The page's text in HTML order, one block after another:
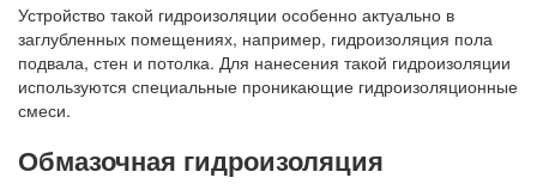
Устройство такой гидроизоляции особенно актуально в
заглубленных помещениях, например, гидроизоляция пола
подвала, стен и потолка. Для нанесения такой гидроизоляции
используются специальные проникающие гидроизоляционные
смеси.
Обмазочная гидроизоляция